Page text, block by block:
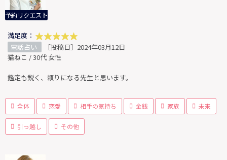
予約リクエスト
満足度：
電話占い
［投稿日］2024年03月12日
猫ねこ / 30代 女性
鑑定も鋭く、頼りになる先生と思います。
全体 恋愛 相手の気持ち 金銭 家族 未来
引っ越し その他